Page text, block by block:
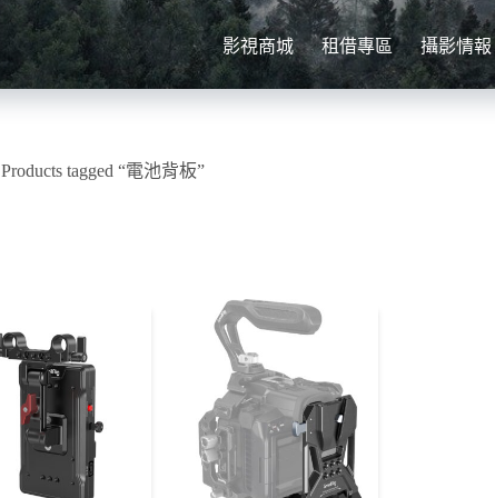
影視商城 租借專區 攝影情報
Products tagged “電池背板”